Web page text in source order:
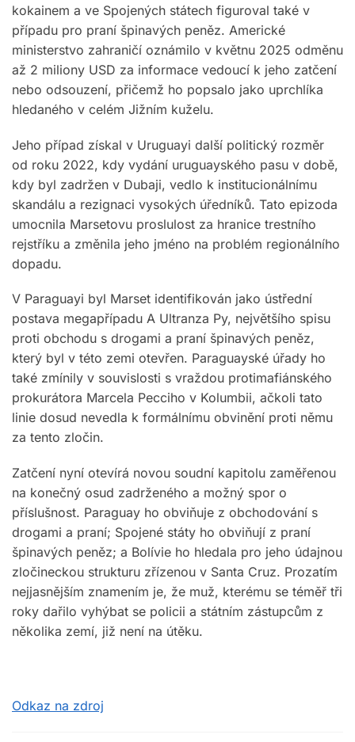
kokainem a ve Spojených státech figuroval také v
případu pro praní špinavých peněz. Americké
ministerstvo zahraničí oznámilo v květnu 2025 odměnu
až 2 miliony USD za informace vedoucí k jeho zatčení
nebo odsouzení, přičemž ho popsalo jako uprchlíka
hledaného v celém Jižním kuželu.
Jeho případ získal v Uruguayi další politický rozměr
od roku 2022, kdy vydání uruguayského pasu v době,
kdy byl zadržen v Dubaji, vedlo k institucionálnímu
skandálu a rezignaci vysokých úředníků. Tato epizoda
umocnila Marsetovu proslulost za hranice trestního
rejstříku a změnila jeho jméno na problém regionálního
dopadu.
V Paraguayi byl Marset identifikován jako ústřední
postava megapřípadu A Ultranza Py, největšího spisu
proti obchodu s drogami a praní špinavých peněz,
který byl v této zemi otevřen. Paraguayské úřady ho
také zmínily v souvislosti s vraždou protimafiánského
prokurátora Marcela Pecciho v Kolumbii, ačkoli tato
linie dosud nevedla k formálnímu obvinění proti němu
za tento zločin.
Zatčení nyní otevírá novou soudní kapitolu zaměřenou
na konečný osud zadrženého a možný spor o
příslušnost. Paraguay ho obviňuje z obchodování s
drogami a praní; Spojené státy ho obviňují z praní
špinavých peněz; a Bolívie ho hledala pro jeho údajnou
zločineckou strukturu zřízenou v Santa Cruz. Prozatím
nejjasnějším znamením je, že muž, kterému se téměř tři
roky dařilo vyhýbat se policii a státním zástupcům z
několika zemí, již není na útěku.
Odkaz na zdroj